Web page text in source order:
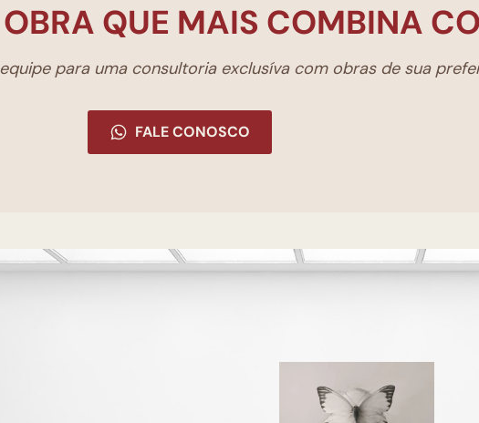
QUE MAIS COMBINA
para uma consultoria exclusíva com obras de sua
FALE CONOSCO